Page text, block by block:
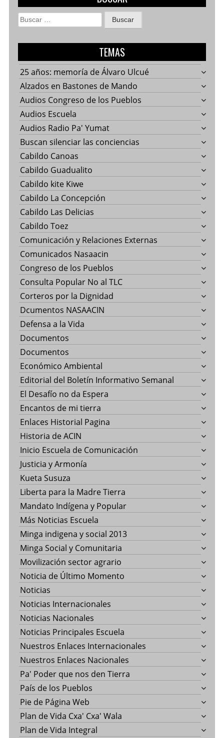
Buscar:
TEMAS
25 años: memoría de Álvaro Ulcué
Alzados en Bastones de Mando
Audios Congreso de los Pueblos
Audios Escuela
Audios Radio Pa' Yumat
Buscan silenciar las conciencias
Cabildo Canoas
Cabildo Guadualito
Cabildo kite Kiwe
Cabildo La Concepción
Cabildo Las Delicias
Cabildo Toez
Comunicación y Relaciones Externas
Comunicados Nasaacin
Congreso de los Pueblos
Consulta Popular No al TLC
Corteros por la Dignidad
Dcumentos NASAACIN
Defensa a la Vida
Documentos
Documentos
Económico Ambiental
Editorial del Boletín Informativo Semanal
El Desafío no da Espera
Encantos de mi tierra
Enlaces Historial Pagina
Historia de ACIN
Inicio Escuela de Comunicación
Justicia y Armonía
Kueta Susuza
Liberta para la Madre Tierra
Mandato Indígena y Popular
Más Noticias Escuela
Minga indigena y social 2013
Minga Social y Comunitaria
Movilización sector agrario
Noticia de Último Momento
Noticias
Noticias Internacionales
Noticias Nacionales
Noticias Principales Escuela
Nuestros Enlaces Internacionales
Nuestros Enlaces Nacionales
Pa' Poder que nos den Tierra
País de los Pueblos
Pie de Página Web
Plan de Vida Cxa' Cxa' Wala
Plan de Vida Integral